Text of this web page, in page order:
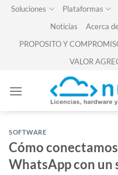
SkipSoluciones Plataformas
Noticias
Acerca
PROPOSITO Y
VALOR
SOFTWARE
Cómo
WhatsApp con un